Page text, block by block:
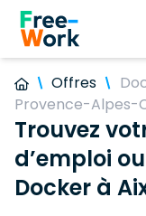
Offres
Provence-Alpes-
Trouvez
d’emploi
Docker à